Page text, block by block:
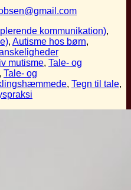
kommunikation),
, Autisme hos børn,
mutisme, Tale- og
, Tale- og
, Tegn til tale,